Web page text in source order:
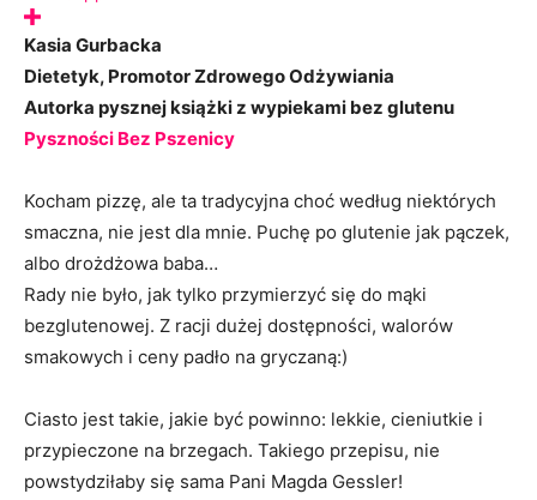
Kasia Gurbacka
Dietetyk, Promotor Zdrowego Odżywiania
Autorka pysznej książki z wypiekami bez glutenu
Pyszności Bez Pszenicy
Kocham pizzę, ale ta tradycyjna choć według niektórych
smaczna, nie jest dla mnie. Puchę po glutenie jak pączek,
albo drożdżowa baba…
Rady nie było, jak tylko przymierzyć się do mąki
bezglutenowej. Z racji dużej dostępności, walorów
smakowych i ceny padło na gryczaną:)
Ciasto jest takie, jakie być powinno: lekkie, cieniutkie i
przypieczone na brzegach. Takiego przepisu, nie
powstydziłaby się sama Pani Magda Gessler!